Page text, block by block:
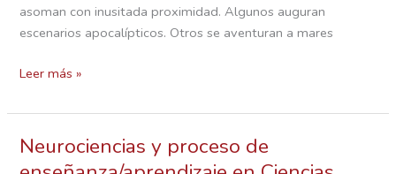
asoman con inusitada proximidad. Algunos auguran
escenarios apocalípticos. Otros se aventuran a mares
Leer más »
Neurociencias y proceso de
Neurociencias
y